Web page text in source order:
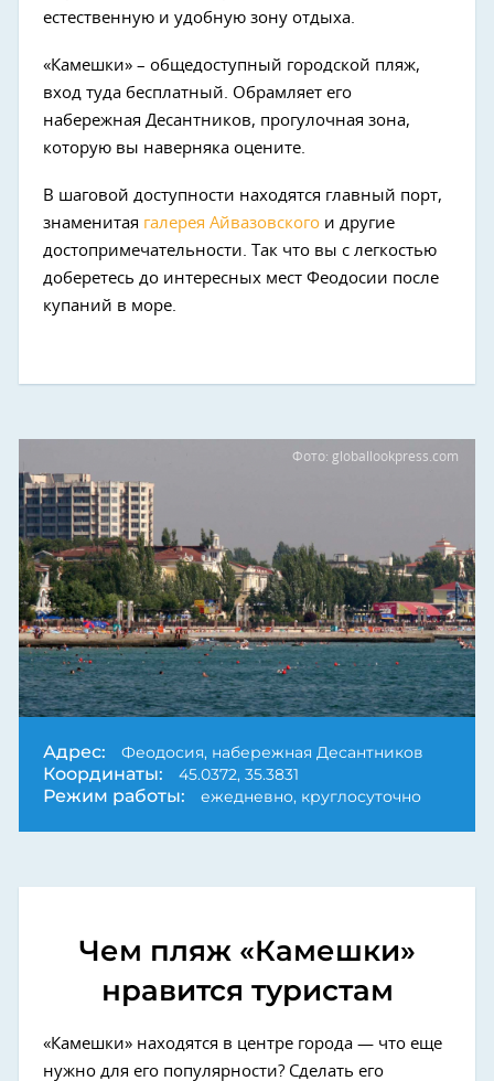
естественную и удобную зону отдыха.
«Камешки» – общедоступный городской пляж,
вход туда бесплатный. Обрамляет его
набережная Десантников, прогулочная зона,
которую вы наверняка оцените.
В шаговой доступности находятся главный порт,
знаменитая галерея Айвазовского и другие
достопримечательности. Так что вы с легкостью
доберетесь до интересных мест Феодосии после
купаний в море.
Фото: globallookpress.com
Адрес: Феодосия, набережная Десантников
Координаты: 45.0372, 35.3831
Режим работы: ежедневно, круглосуточно
Чем пляж «Камешки»
нравится туристам
«Камешки» находятся в центре города — что еще
нужно для его популярности? Сделать его